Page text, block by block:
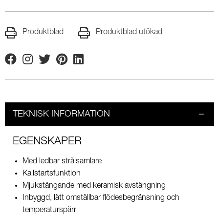
Produktblad Produktblad utökad
FacebookInstagram
TwitterPinterestLinkedin
TEKNISK INFORMATION
EGENSKAPER
Med ledbar strålsamlare
Kallstartsfunktion
Mjukstängande med keramisk avstängning
Inbyggd, lätt omställbar flödesbegränsning och
temperaturspärr